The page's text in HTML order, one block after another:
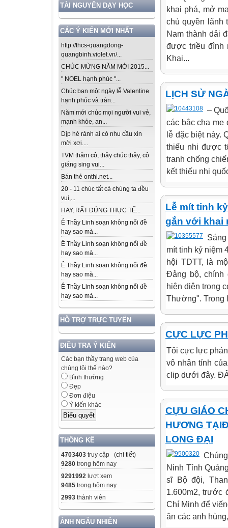
TÀI NGUYÊN DẠY HỌC
CÁC Ý KIẾN MỚI NHẤT
http://thcs-quangdong-
quangbinh.violet.vn/...
CHÚC MỪNG NĂM MỚI 2015...
" NOEL hạnh phúc "...
Chúc bạn một ngày lễ Valentine
hạnh phúc và tràn...
Năm mới chúc mọi người vui vẻ,
mạnh khỏe, an...
Dịp hè rảnh ai có nhu cầu xin
mời xơi....
TVM thăm cô, thầy chúc thầy, cô
giáng sing vui...
Bán thẻ onthi.net...
20 - 11 chúc tất cả chúng ta đều
vui,...
HAY, RẤT ĐÚNG THỰC TẾ...
Ê Thầy Linh soạn không nổi đề
hay sao mà...
Ê Thầy Linh soạn không nổi đề
hay sao mà...
Ê Thầy Linh soạn không nổi đề
hay sao mà...
Ê Thầy Linh soạn không nổi đề
hay sao mà...
HỖ TRỢ TRỰC TUYẾN
ĐIỀU TRA Ý KIẾN
Các bạn thầy trang web của
chúng tôi thế nào?
Bình thường
Đẹp
Đơn điệu
Ý kiến khác
THỐNG KÊ
4703403 truy cập (chi tiết)
9280 trong hôm nay
9291992 lượt xem
9485 trong hôm nay
2993 thành viên
ẢNH NGẪU NHIÊN
khai phá, mở
chủ quyền lãnh
Nam thành dải
được triều đình
Khai...
LỊCH SỬ
–
các bậc cha mẹ
lễ đặc biệt này.
thiếu nhi được
tranh chống
kết thiếu nhi
Lễ mít tinh
gắn với khai
mít tinh kỷ niệm
hội TDTT, là
Đảng bộ, chính
hiện diện trong
Thường". Trong
CỰC LỰC
Tôi cực lực
vô nhân tính
clip dưới đây.
CỰU GIÁO
HƯƠNG
LONG ĐẠI
Ninh Tỉnh
sĩ Bộ đội,
1.600m2, trước
Chí Minh để
ân các anh